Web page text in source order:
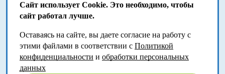
Сайт использует Cookie. Это необходимо, чтобы
сайт работал лучше.
Оставаясь на сайте, вы даете согласие на работу с
этими файлами в соответствии с Политикой
конфиденциальности и обработки персональных
данных
2018-2026 © Большой Детский фестиваль.
Москва, Волгоградский проспект, 121